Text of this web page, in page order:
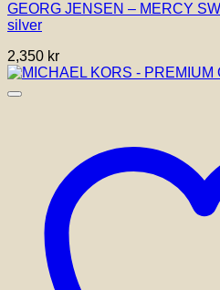
GEORG JENSEN – MERCY
silver
2,350 kr